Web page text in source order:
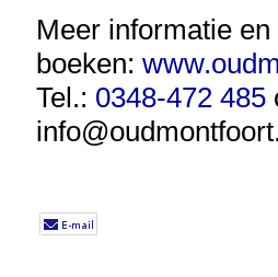
Meer informatie en
boeken:
Tel.: 0348-472 485